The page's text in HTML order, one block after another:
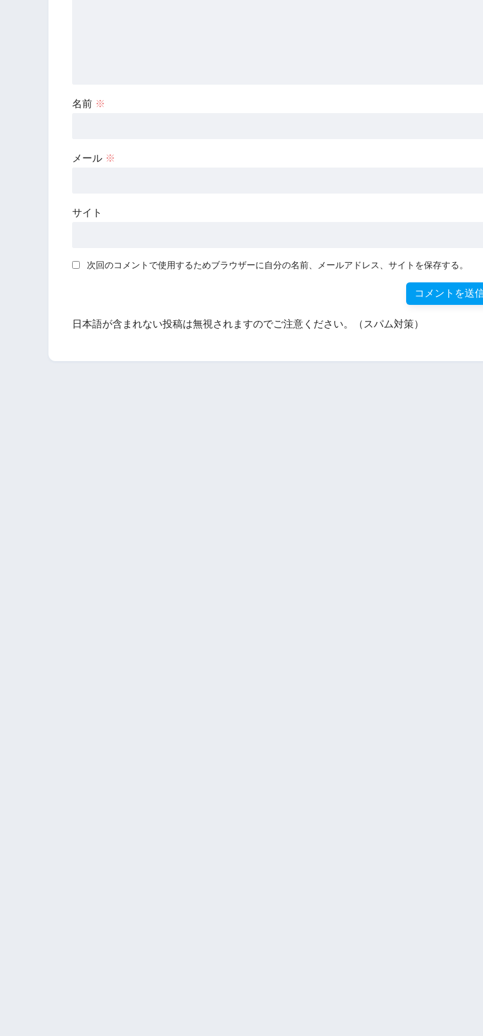
名前 ※
メール ※
サイト
次回のコメントで使用するためブラウザーに自分の名前、メールアドレス、サイトを保存する。
日本語が含まれない投稿は無視されますのでご注意ください。（スパム対策）